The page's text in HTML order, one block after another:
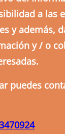
a las
y además,
y / o
puedes